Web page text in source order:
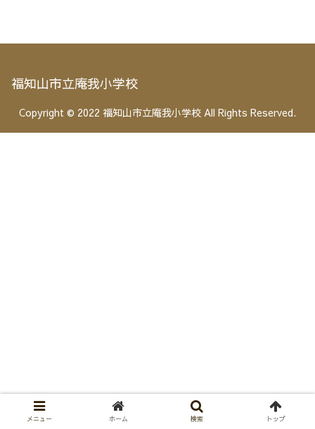
福知山市立庵我小学校
Copyright © 2022 福知山市立庵我小学校 All Rights Reserved.
メニュー ホーム 検索 トップ